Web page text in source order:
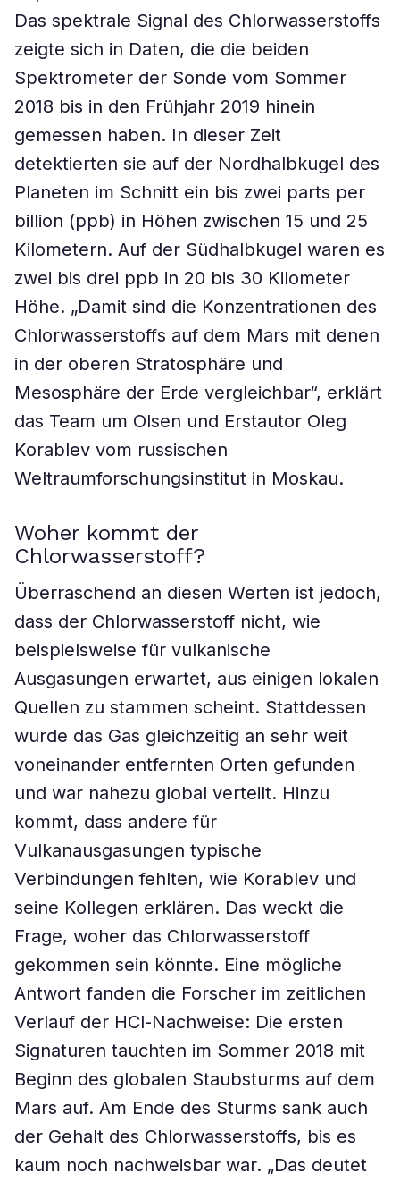
Das spektrale Signal des Chlorwasserstoffs
zeigte sich in Daten, die die beiden
Spektrometer der Sonde vom Sommer
2018 bis in den Frühjahr 2019 hinein
gemessen haben. In dieser Zeit
detektierten sie auf der Nordhalbkugel des
Planeten im Schnitt ein bis zwei parts per
billion (ppb) in Höhen zwischen 15 und 25
Kilometern. Auf der Südhalbkugel waren es
zwei bis drei ppb in 20 bis 30 Kilometer
Höhe. „Damit sind die Konzentrationen des
Chlorwasserstoffs auf dem Mars mit denen
in der oberen Stratosphäre und
Mesosphäre der Erde vergleichbar“, erklärt
das Team um Olsen und Erstautor Oleg
Korablev vom russischen
Weltraumforschungsinstitut in Moskau.
Woher kommt der
Chlorwasserstoff?
Überraschend an diesen Werten ist jedoch,
dass der Chlorwasserstoff nicht, wie
beispielsweise für vulkanische
Ausgasungen erwartet, aus einigen lokalen
Quellen zu stammen scheint. Stattdessen
wurde das Gas gleichzeitig an sehr weit
voneinander entfernten Orten gefunden
und war nahezu global verteilt. Hinzu
kommt, dass andere für
Vulkanausgasungen typische
Verbindungen fehlten, wie Korablev und
seine Kollegen erklären. Das weckt die
Frage, woher das Chlorwasserstoff
gekommen sein könnte. Eine mögliche
Antwort fanden die Forscher im zeitlichen
Verlauf der HCl-Nachweise: Die ersten
Signaturen tauchten im Sommer 2018 mit
Beginn des globalen Staubsturms auf dem
Mars auf. Am Ende des Sturms sank auch
der Gehalt des Chlorwasserstoffs, bis es
kaum noch nachweisbar war. „Das deutet